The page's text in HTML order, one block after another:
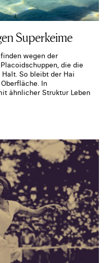
Superkeime
wegen der
die die
So bleibt der Hai
In
ähnlicher Struktur Leben